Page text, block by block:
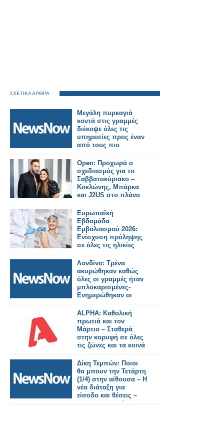
ΣΧΕΤΙΚΑ ΑΡΘΡΑ
Μεγάλη πυρκαγιά
κοντά στις γραμμές
διέκοψε όλες τις
υπηρεσίες προς έναν
από τους πιο
πολυσύχναστους
σιδηροδρομικούς
σταθμούς του
Λονδίνου.
Open: Προχωρά ο
σχεδιασμός για το
Σαββατοκύριακο –
Κοκλώνης, Μπάρκα
και J2US στο πλάνο
Ευρωπαϊκή
Εβδομάδα
Εμβολιασμού 2026:
Ενίσχυση πρόληψης
σε όλες τις ηλικίες
Λονδίνο: Τρένα
ακυρώθηκαν καθώς
όλες οι γραμμές ήταν
μπλοκαρισμένες-
Ενημερώθηκαν οι
επιβάτες.
ALPHA: Καθολική
πρωτιά και τον
Μάρτιο – Σταθερά
στην κορυφή σε όλες
τις ζώνες και τα κοινά
Δίκη Τεμπών: Ποιοι
θα μπουν την Τετάρτη
(1/4) στην αίθουσα – Η
νέα διάταξη για
είσοδο και θέσεις –
Όλες οι αλλαγές.